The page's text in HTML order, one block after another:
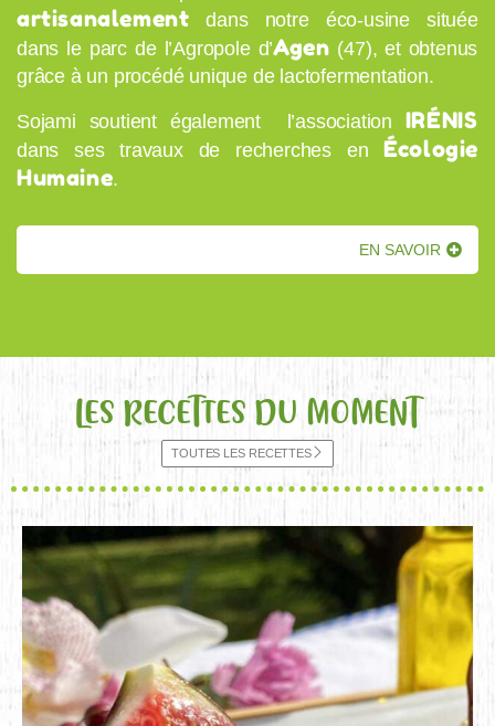
artisanalement dans notre éco-usine située
dans le parc de l’Agropole d’Agen (47), et obtenus
grâce à un procédé unique de lactofermentation.
Sojami soutient également l’association IRÉNIS
dans ses travaux de recherches en Écologie
Humaine.
EN SAVOIR
LES RECETTES DU MOMENT
TOUTES LES RECETTES